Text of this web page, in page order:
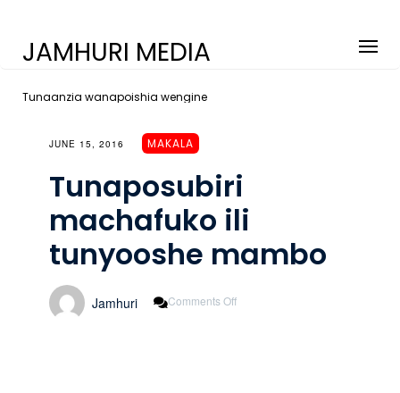
JAMHURI MEDIA
Tunaanzia wanapoishia wengine
JUNE 15, 2016 MAKALA
Tunaposubiri
machafuko ili
tunyooshe mambo
Jamhuri Comments Off